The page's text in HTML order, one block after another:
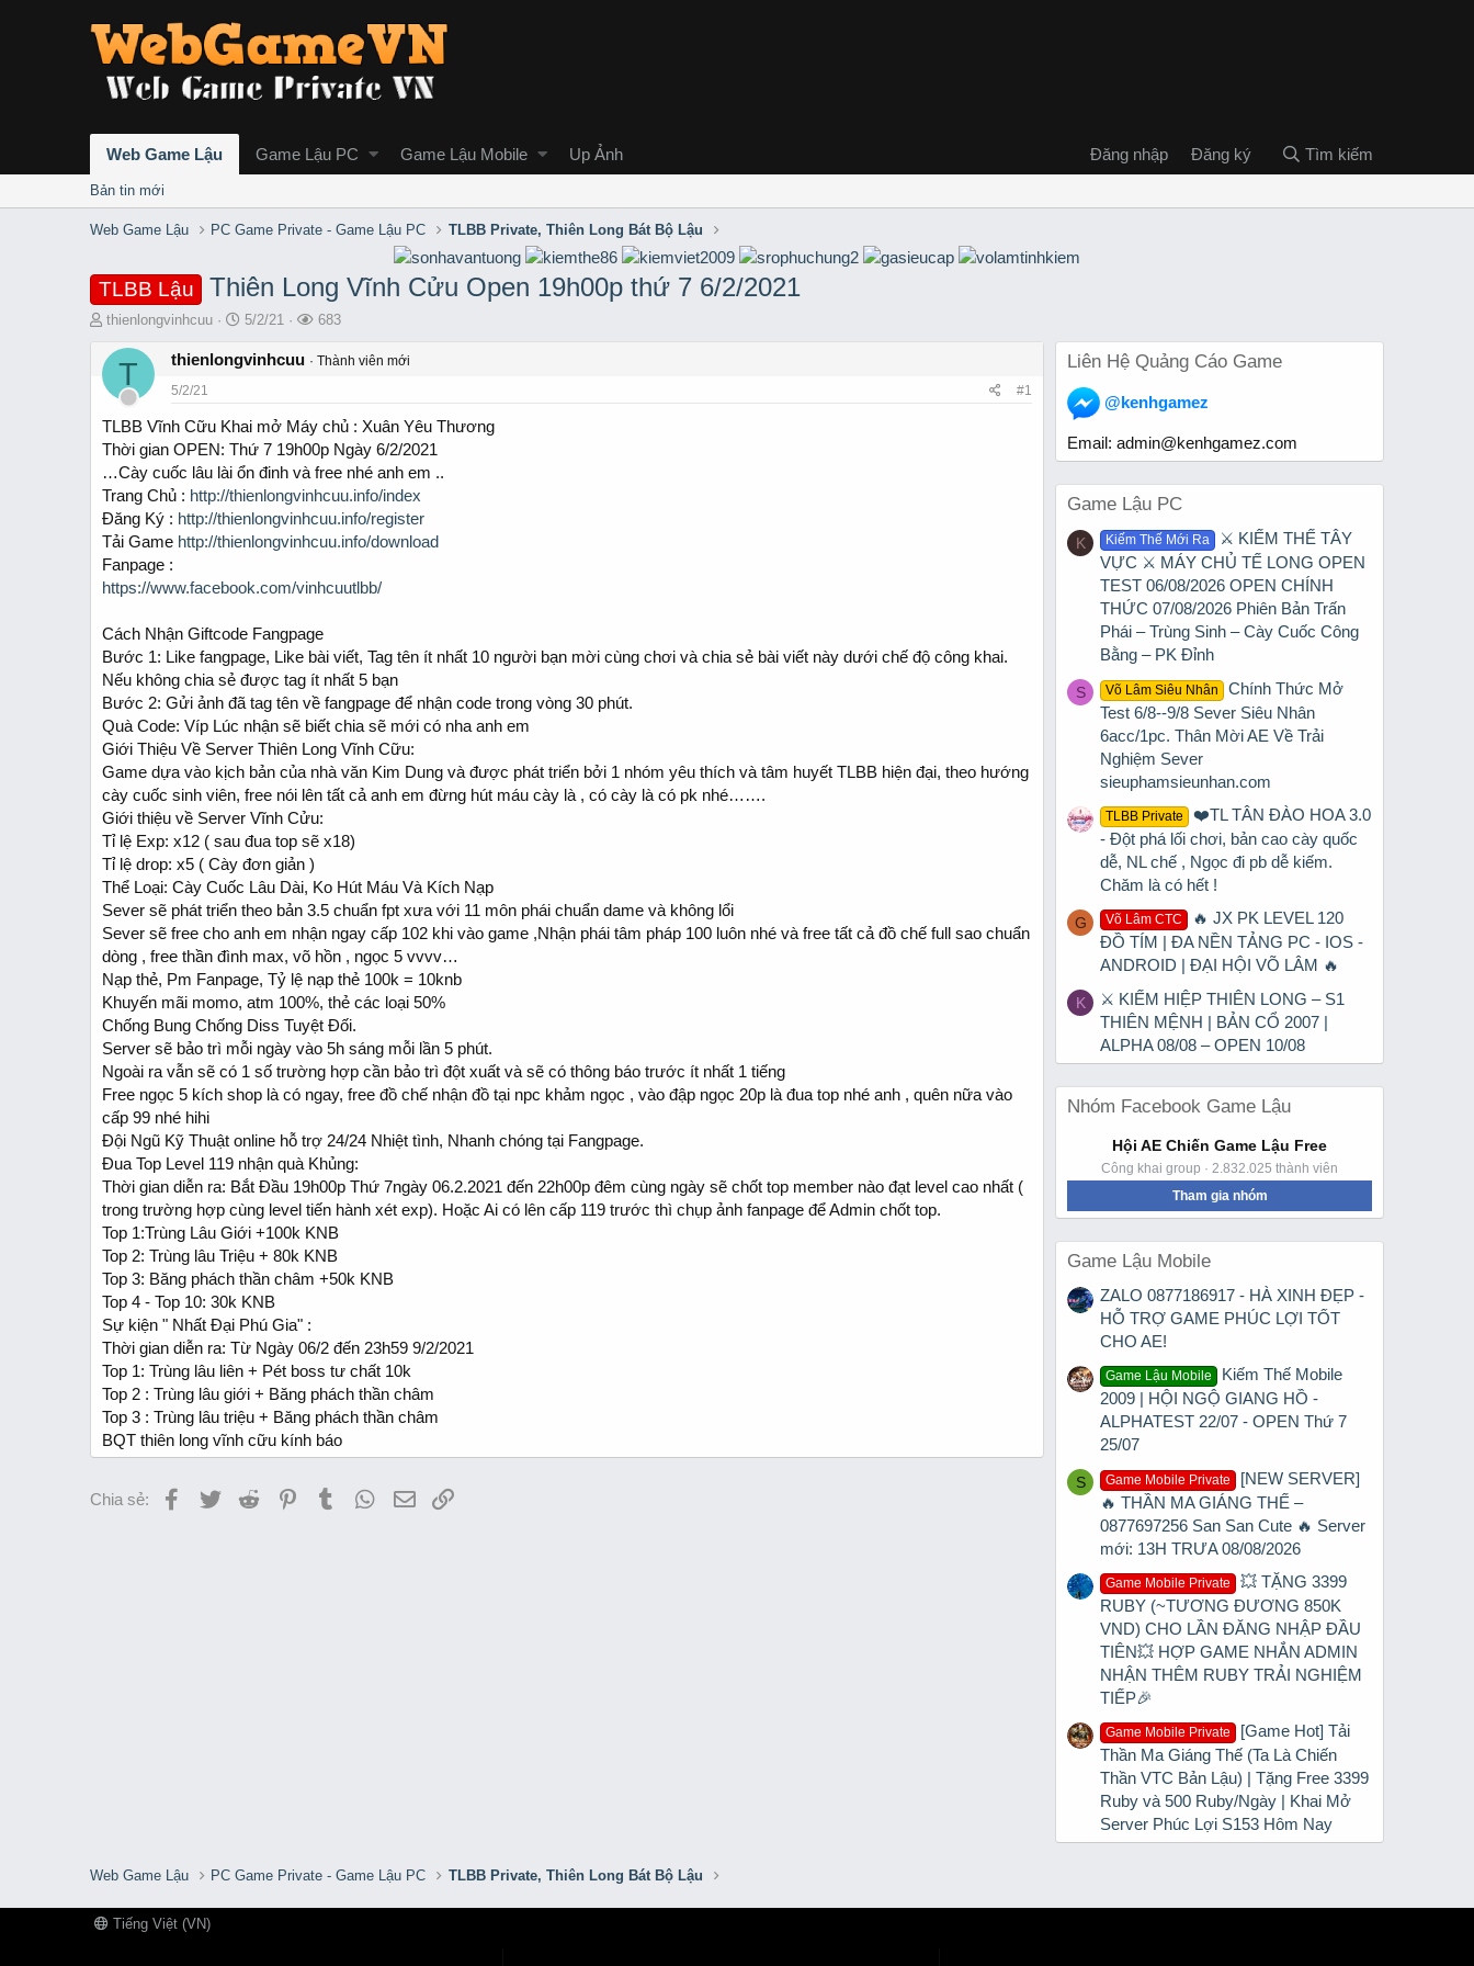
Web Game Lậu Game Lậu PC Game Lậu Mobile Up Ảnh Đăng nhập Đăng ký Tìm kiếm
Bản tin mới
Web Game Lậu PC Game Private - Game Lậu PC TLBB Private, Thiên Long Bát Bộ Lậu
TLBB Lậu Thiên Long Vĩnh Cửu Open 19h00p thứ 7 6/2/2021
T
r
a
d
s
t
a
r
t
e
r
thienlongvinhcuu
S
a
d
a
t
e
5/2/21
L
ợ
m
683
T thienlongvinhcuu
Thành viên mới
5/2/21
#1
TLBB Vĩnh Cữu Khai mở Máy chủ : Xuân Yêu Thương
Thời gian OPEN: Thứ 7 19h00p Ngày 6/2/2021
…Cày cuốc lâu lài ổn đinh và free nhé anh em ..
Trang Chủ : http://thienlongvinhcuu.info/index
Đăng Ký : http://thienlongvinhcuu.info/register
Tải Game http://thienlongvinhcuu.info/download
Fanpage :
https://www.facebook.com/vinhcuutlbb/
Cách Nhận Giftcode Fangpage
Bước 1: Like fangpage, Like bài viết, Tag tên ít nhất 10 người bạn mời cùng chơi và chia sẻ bài viết này dưới chế độ công khai.
Nếu không chia sẻ được tag ít nhất 5 bạn
Bước 2: Gửi ảnh đã tag tên về fangpage để nhận code trong vòng 30 phút.
Quà Code: Víp Lúc nhận sẽ biết chia sẽ mới có nha anh em
Giới Thiệu Về Server Thiên Long Vĩnh Cữu:
Game dựa vào kịch bản của nhà văn Kim Dung và được phát triển bởi 1 nhóm yêu thích và tâm huyết TLBB hiện đại, theo hướng
cày cuốc sinh viên, free nói lên tất cả anh em đừng hút máu cày là , có cày là có pk nhé…….
Giới thiệu về Server Vĩnh Cửu:
Tỉ lệ Exp: x12 ( sau đua top sẽ x18)
Tỉ lệ drop: x5 ( Cày đơn giản )
Thể Loại: Cày Cuốc Lâu Dài, Ko Hút Máu Và Kích Nạp
Sever sẽ phát triển theo bản 3.5 chuẩn fpt xưa với 11 môn phái chuẩn dame và không lổi
Sever sẽ free cho anh em nhận ngay cấp 102 khi vào game ,Nhận phái tâm pháp 100 luôn nhé và free tất cả đồ chế full sao chuẩn
dòng , free thần đình max, võ hồn , ngọc 5 vvvv…
Nạp thẻ, Pm Fanpage, Tỷ lệ nạp thẻ 100k = 10knb
Khuyến mãi momo, atm 100%, thẻ các loại 50%
Chống Bung Chống Diss Tuyệt Đối.
Server sẽ bảo trì mỗi ngày vào 5h sáng mỗi lần 5 phút.
Ngoài ra vẫn sẽ có 1 số trường hợp cần bảo trì đột xuất và sẽ có thông báo trước ít nhất 1 tiếng
Free ngọc 5 kích shop là có ngay, free đồ chế nhận đồ tại npc khảm ngọc , vào đập ngọc 20p là đua top nhé anh , quên nữa vào
cấp 99 nhé hihi
Đội Ngũ Kỹ Thuật online hỗ trợ 24/24 Nhiệt tình, Nhanh chóng tại Fangpage.
Đua Top Level 119 nhận quà Khủng:
Thời gian diễn ra: Bắt Đầu 19h00p Thứ 7ngày 06.2.2021 đến 22h00p đêm cùng ngày sẽ chốt top member nào đạt level cao nhất (
trong trường hợp cùng level tiến hành xét exp). Hoặc Ai có lên cấp 119 trước thì chụp ảnh fanpage để Admin chốt top.
Top 1:Trùng Lâu Giới +100k KNB
Top 2: Trùng lâu Triệu + 80k KNB
Top 3: Băng phách thần châm +50k KNB
Top 4 - Top 10: 30k KNB
Sự kiện " Nhất Đại Phú Gia" :
Thời gian diễn ra: Từ Ngày 06/2 đến 23h59 9/2/2021
Top 1: Trùng lâu liên + Pét boss tư chất 10k
Top 2 : Trùng lâu giới + Băng phách thần châm
Top 3 : Trùng lâu triệu + Băng phách thần châm
BQT thiên long vĩnh cữu kính báo
Chia sẻ: Facebook
TwitterReddit PinterestTumblr WhatsApp
EmailLink
Liên Hệ Quảng Cáo Game
@kenhgamez
Email: admin@kenhgamez.com
Game Lậu PC
K Kiếm Thế Mới Ra
⚔️ KIẾM THẾ TÂY
VỰC ⚔️ MÁY CHỦ TẾ LONG OPEN
TEST 06/08/2026 OPEN CHÍNH
THỨC 07/08/2026 Phiên Bản Trấn
Phái – Trùng Sinh – Cày Cuốc Công
Bằng – PK Đỉnh
S Võ Lâm Siêu Nhân
Chính Thức Mở
Test 6/8--9/8 Sever Siêu Nhân
6acc/1pc. Thân Mời AE Về Trải
Nghiệm Sever
sieuphamsieunhan.com
TLBB Private
❤️TL TÂN ĐÀO HOA 3.0
- Đột phá lối chơi, bản cao cày quốc
dễ, NL chế , Ngọc đi pb dễ kiếm.
Chăm là có hết !
G Võ Lâm CTC
🔥 JX PK LEVEL 120
ĐỒ TÍM | ĐA NỀN TẢNG PC - IOS -
ANDROID | ĐẠI HỘI VÕ LÂM 🔥
K
⚔ KIẾM HIỆP THIÊN LONG – S1
THIÊN MỆNH | BẢN CỔ 2007 |
ALPHA 08/08 – OPEN 10/08
Nhóm Facebook Game Lậu
Hội AE Chiến Game Lậu Free
Công khai group · 2.832.025 thành viên
Tham gia nhóm
Game Lậu Mobile
ZALO 0877186917 - HÀ XINH ĐẸP -
HỖ TRỢ GAME PHÚC LỢI TỐT
CHO AE!
Game Lậu Mobile
Kiếm Thế Mobile
2009 | HỘI NGỘ GIANG HỒ -
ALPHATEST 22/07 - OPEN Thứ 7
25/07
S Game Mobile Private
[NEW SERVER]
🔥 THẦN MA GIÁNG THẾ –
0877697256 San San Cute 🔥 Server
mới: 13H TRƯA 08/08/2026
Game Mobile Private
💥 TẶNG 3399
RUBY (~TƯƠNG ĐƯƠNG 850K
VND) CHO LẦN ĐĂNG NHẬP ĐẦU
TIÊN💥 HỢP GAME NHẮN ADMIN
NHẬN THÊM RUBY TRẢI NGHIỆM
TIẾP🎉
Game Mobile Private
[Game Hot] Tải
Thần Ma Giáng Thế (Ta Là Chiến
Thần VTC Bản Lậu) | Tặng Free 3399
Ruby và 500 Ruby/Ngày | Khai Mở
Server Phúc Lợi S153 Hôm Nay
Web Game Lậu PC Game Private - Game Lậu PC TLBB Private, Thiên Long Bát Bộ Lậu
Tiếng Việt (VN)